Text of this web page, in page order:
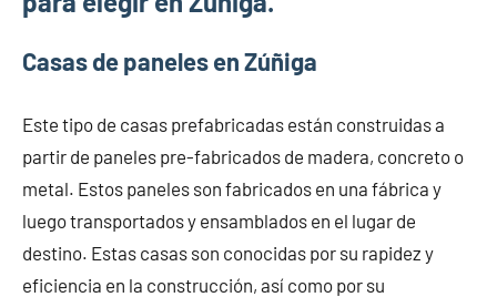
Casas de paneles en Zúñiga
Este tipo de casas prefabricadas están construidas a
partir de paneles pre-fabricados de madera, concreto o
metal. Estos paneles son fabricados en una fábrica y
luego transportados y ensamblados en el lugar de
destino. Estas casas son conocidas por su rapidez y
eficiencia en la construcción, así como por su